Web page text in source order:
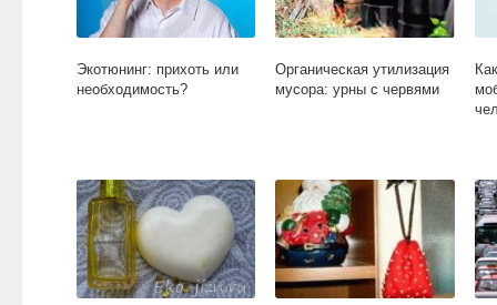
Экотюнинг: прихоть или
необходимость?
Органическая утилизация
мусора: урны с червями